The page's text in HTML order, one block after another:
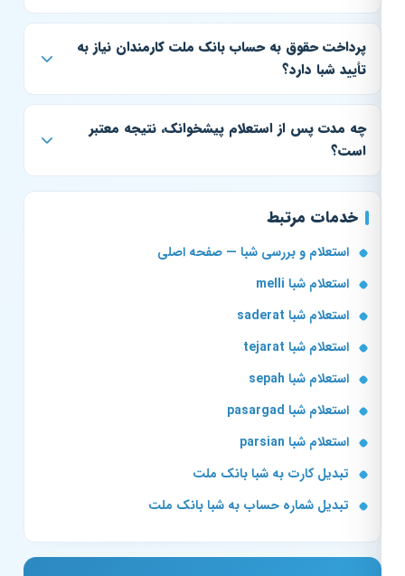
پرداخت حقوق به حساب بانک ملت کارمندان نیاز به
تأیید شبا دارد؟
چه مدت پس از استعلام پیشخوانک، نتیجه معتبر
است؟
خدمات مرتبط
استعلام و بررسی شبا — صفحه اصلی
استعلام شبا melli
استعلام شبا saderat
استعلام شبا tejarat
استعلام شبا sepah
استعلام شبا pasargad
استعلام شبا parsian
تبدیل کارت به شبا بانک ملت
تبدیل شماره حساب به شبا بانک ملت